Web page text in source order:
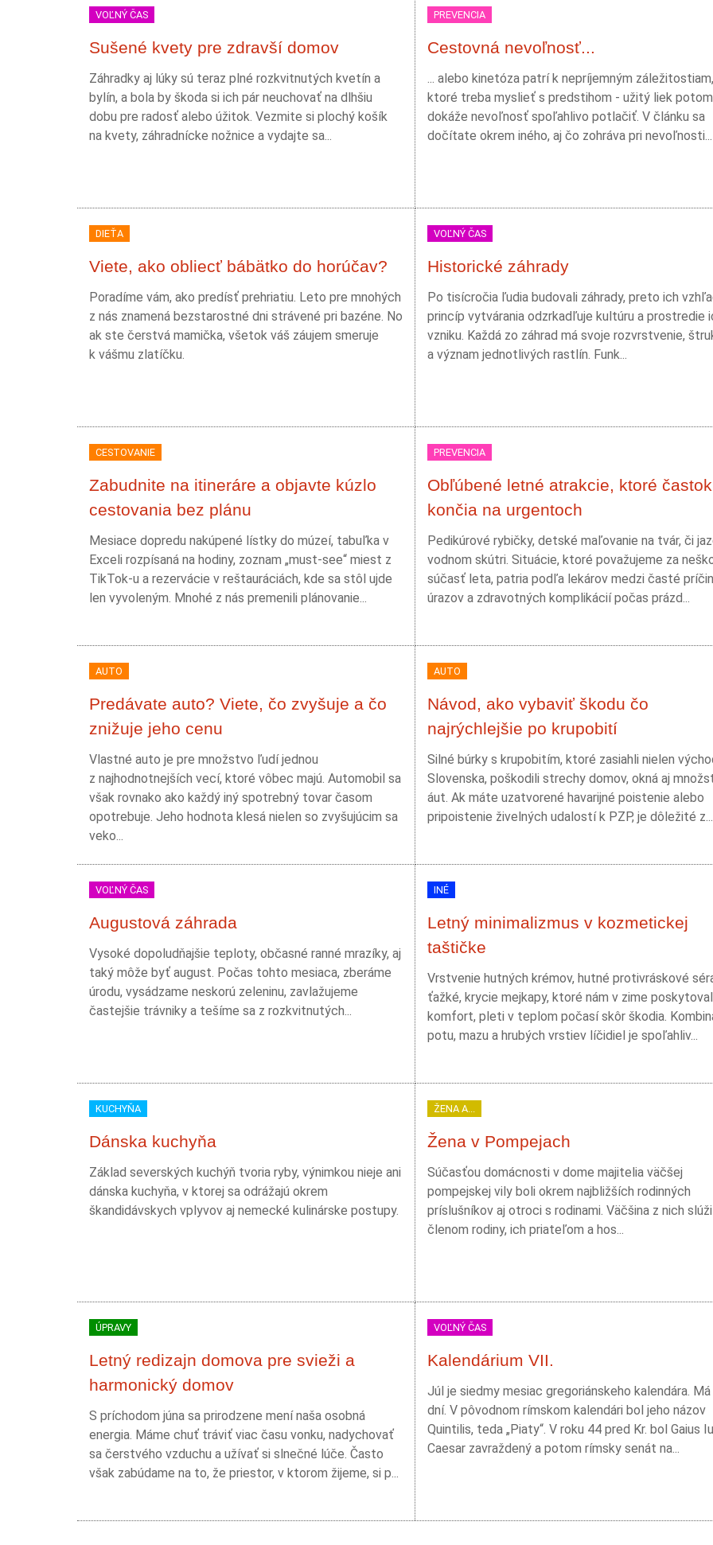
VOĽNÝ ČAS
Sušené kvety pre zdravší domov
Záhradky aj lúky sú teraz plné rozkvitnutých kvetín a
bylín, a bola by škoda si ich pár neuchovať na dlhšiu
dobu pre radosť alebo úžitok. Vezmite si plochý košík
na kvety, záhradnícke nožnice a vydajte sa...
PREVENCIA
Cestovná nevoľnosť...
... alebo kinetóza patrí k nepríjemným
ktoré treba myslieť s predstihom - užitý liek potom
dokáže nevoľnosť spoľahlivo potlačiť. V článku sa
dočítate okrem iného, aj čo zohráva pri nevoľnosti...
DIEŤA
Viete, ako obliecť bábätko do horúčav?
Poradíme vám, ako predísť prehriatiu. Leto pre mnohých
z nás znamená bezstarostné dni strávené pri bazéne. No
ak ste čerstvá mamička, všetok váš záujem smeruje
k vášmu zlatíčku.
VOĽNÝ ČAS
Historické záhrady
Po tisícročia ľudia budovali záhrady, preto ich
princíp vytvárania odzrkadľuje kultúru a prostredie
vzniku. Každá zo záhrad má svoje rozvrstvenie,
a význam jednotlivých rastlín. Funk...
CESTOVANIE
Zabudnite na itineráre a objavte kúzlo
cestovania bez plánu
Mesiace dopredu nakúpené lístky do múzeí, tabuľka v
Exceli rozpísaná na hodiny, zoznam „must-see“ miest z
TikTok-u a rezervácie v reštauráciách, kde sa stôl ujde
len vyvoleným. Mnohé z nás premenili plánovanie...
PREVENCIA
Obľúbené letné atrakcie, ktoré
končia na urgentoch
Pedikúrové rybičky, detské maľovanie na tvár, či
vodnom skútri. Situácie, ktoré považujeme za
súčasť leta, patria podľa lekárov medzi časté
úrazov a zdravotných komplikácií počas prázd...
AUTO
Predávate auto? Viete, čo zvyšuje a čo
znižuje jeho cenu
Vlastné auto je pre množstvo ľudí jednou
z najhodnotnejších vecí, ktoré vôbec majú. Automobil sa
však rovnako ako každý iný spotrebný tovar časom
opotrebuje. Jeho hodnota klesá nielen so zvyšujúcim sa
veko...
AUTO
Návod, ako vybaviť škodu čo
najrýchlejšie po krupobití
Silné búrky s krupobitím, ktoré zasiahli nielen
Slovenska, poškodili strechy domov, okná aj
áut. Ak máte uzatvorené havarijné poistenie alebo
pripoistenie živelných udalostí k PZP, je dôležité z...
VOĽNÝ ČAS
Augustová záhrada
Vysoké dopoludňajšie teploty, občasné ranné mrazíky, aj
taký môže byť august. Počas tohto mesiaca, zberáme
úrodu, vysádzame neskorú zeleninu, zavlažujeme
častejšie trávniky a tešíme sa z rozkvitnutých...
INÉ
Letný minimalizmus v kozmetickej
taštičke
Vrstvenie hutných krémov, hutné protivráskové
ťažké, krycie mejkapy, ktoré nám v zime
komfort, pleti v teplom počasí skôr škodia.
potu, mazu a hrubých vrstiev líčidiel je spoľahliv...
KUCHYŇA
Dánska kuchyňa
Základ severských kuchýň tvoria ryby, výnimkou nieje ani
dánska kuchyňa, v ktorej sa odrážajú okrem
škandidávskych vplyvov aj nemecké kulinárske postupy.
ŽENA A...
Žena v Pompejach
Súčasťou domácnosti v dome majitelia väčšej
pompejskej vily boli okrem najbližších rodinných
príslušníkov aj otroci s rodinami. Väčšina z nich
členom rodiny, ich priateľom a hos...
ÚPRAVY
Letný redizajn domova pre svieži a
harmonický domov
S príchodom júna sa prirodzene mení naša osobná
energia. Máme chuť tráviť viac času vonku, nadychovať
sa čerstvého vzduchu a užívať si slnečné lúče. Často
však zabúdame na to, že priestor, v ktorom žijeme, si p...
VOĽNÝ ČAS
Kalendárium VII.
Júl je siedmy mesiac gregoriánskeho kalendára. Má
dní. V pôvodnom rímskom kalendári bol jeho názov
Quintilis, teda „Piaty“. V roku 44 pred Kr. bol Gaius
Caesar zavraždený a potom rímsky senát na...